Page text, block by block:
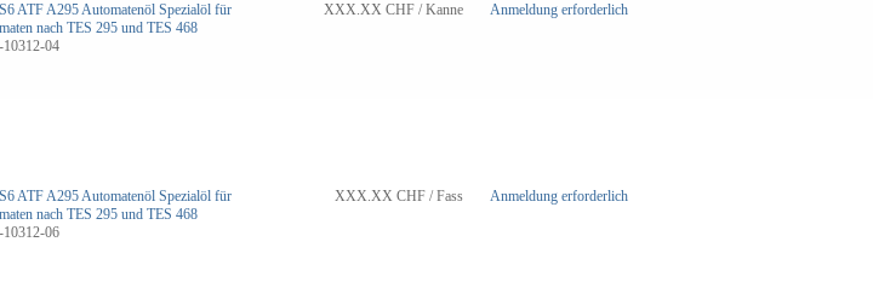
ATF A295 Automatenöl Spezialöl für
nach TES 295 und TES 468
04
XXX.XX CHF / Kanne Anmeldung erforderlich
ATF A295 Automatenöl Spezialöl für
nach TES 295 und TES 468
06
XXX.XX CHF / Fass Anmeldung erforderlich